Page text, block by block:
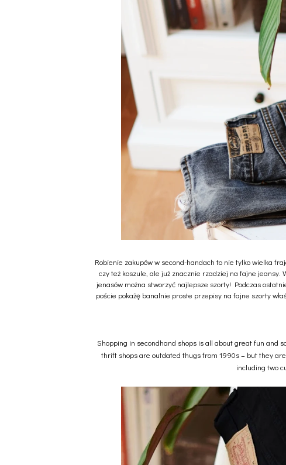
Robienie zakupów w second-handach to nie tylko wielka
czy też koszule, ale już znacznie rzadziej na fajne
jenasów można stworzyć najlepsze szorty! Podczas
poście pokażę banalnie proste przepisy na fajne szorty
Shopping in secondhand shops is all about great fun and
thrift shops are outdated thugs from 1990s – but they
including two